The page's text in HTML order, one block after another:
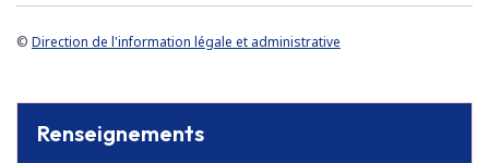
© Direction de l'information légale et administrative
Renseignements